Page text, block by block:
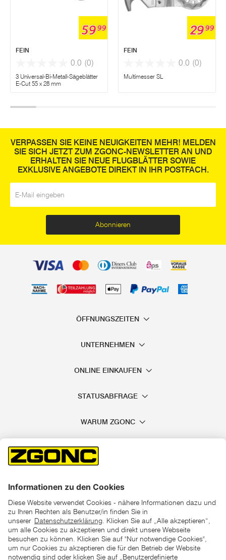
5999
FEIN
0.0 (0)
3 Universal-Bi-Metall-Sägeblätter
E-Cut 55 x 28 mm
2999
FEIN
0.0 (0)
Multimesser SL
VERPASSEN SIE KEINE NEUIGKEITEN MEHR! MELDEN
SIE SICH JETZT ZUM ZGONC-NEWSLETTER AN UND
ERHALTEN SIE NEUE FLUGBLÄTTER SOWIE
EXKLUSIVE ANGEBOTE DIREKT IN IHR POSTFACH.
Abonnieren
ÖFFNUNGSZEITEN
UNTERNEHMEN
ONLINE EINKAUFEN
STATUSABFRAGE
WARUM ZGONC
*der "statt"-Preis ist der niedrigste von uns in den letzten 30
Tagen vor Beginn dieser Aktion verlangte Preis